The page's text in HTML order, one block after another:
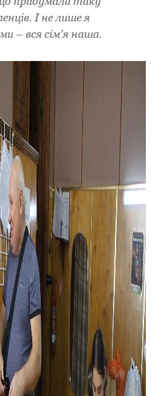
І не лише я
– вся сім’я наша.